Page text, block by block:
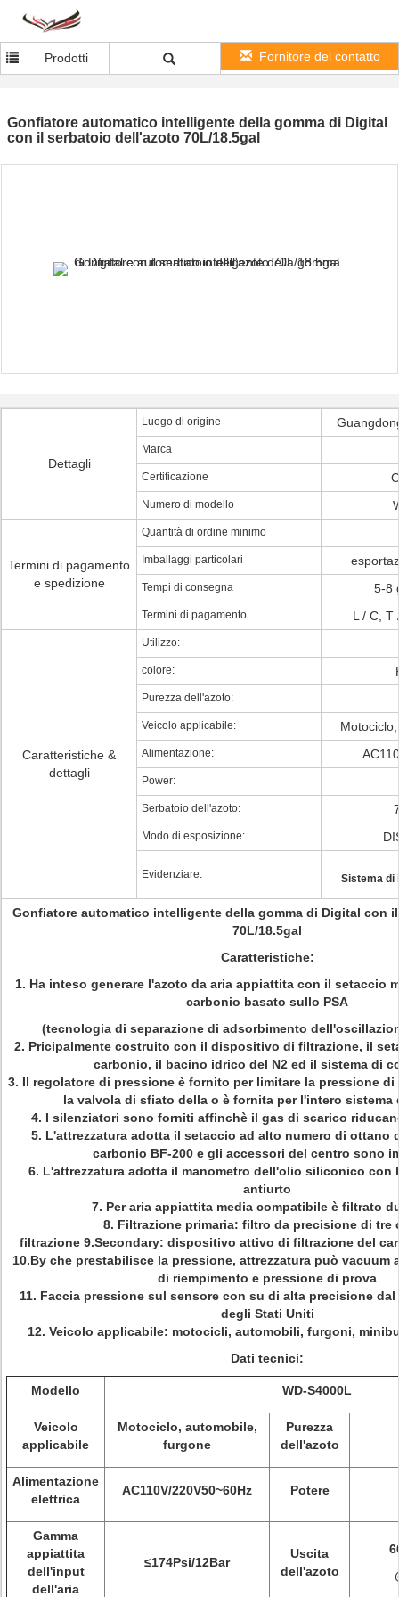
Prodotti Fornitore del contatto
Gonfiatore automatico intelligente della gomma di Digital
con il serbatoio dell'azoto 70L/18.5gal
Dettagli
Luogo di origine
Marca
Certificazione
Numero di modello
Termini di pagamento
e spedizione
Quantità di ordine minimo
Imballaggi particolari
Tempi di consegna 5-8
Termini di pagamento L / C, T
Caratteristiche &
dettagli
Utilizzo:
colore:
Purezza dell'azoto:
Veicolo applicabile:
Alimentazione:
Power:
Serbatoio dell'azoto:
Modo di esposizione:
Evidenziare: Sistema di
Gonfiatore automatico intelligente della gomma di Digital con
70L/18.5gal
Caratteristiche:
1. Ha inteso generare l'azoto da aria appiattita con il setaccio
carbonio basato sullo PSA
(tecnologia di separazione di adsorbimento
2. Pricipalmente costruito con il dispositivo di filtrazione, il
carbonio, il bacino idrico del N2 ed il sistema di
3. Il regolatore di pressione è fornito per limitare la pressione
la valvola di sfiato della o è fornita per l'intero sistema
4. I silenziatori sono forniti affinchè il gas di scarico
5. L'attrezzatura adotta il setaccio ad alto numero di ottano
carbonio BF-200 e gli accessori del centro sono
6. L'attrezzatura adotta il manometro dell'olio siliconico con
antiurto
7. Per aria appiattita media compatibile è filtrato
8. Filtrazione primaria: filtro da precisione di tre
filtrazione 9.Secondary: dispositivo attivo di filtrazione del
10.By che prestabilisce la pressione, attrezzatura può vacuum
di riempimento e pressione di prova
11. Faccia pressione sul sensore con su di alta precisione
degli Stati Uniti
12. Veicolo applicabile: motocicli, automobili, furgoni,
Dati tecnici:
Modello WD-S4000L
Veicolo
applicabile
Motociclo, automobile,
furgone
Purezza
dell'azoto
Alimentazione
elettrica
AC110V/220V50~60Hz Potere
Gamma
appiattita
dell'input
dell'aria
≤174Psi/12Bar
Uscita
dell'azoto